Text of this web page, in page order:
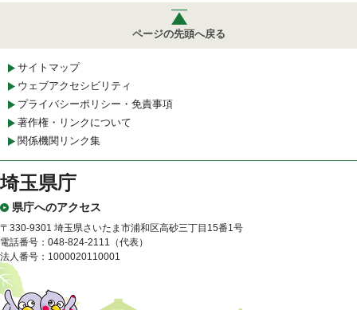
ページの先頭へ戻る
サイトマップ
ウェブアクセシビリティ
プライバシーポリシー・免責事項
著作権・リンクについて
関係機関リンク集
埼玉県庁
県庁へのアクセス
〒330-9301 埼玉県さいたま市浦和区高砂三丁目15番1号
電話番号：048-824-2111（代表）
法人番号：1000020110001